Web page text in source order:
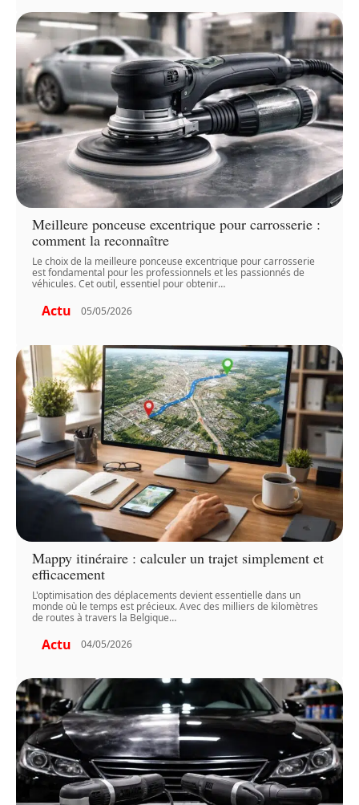
Meilleure ponceuse excentrique pour carrosserie :
comment la reconnaître
Le choix de la meilleure ponceuse excentrique pour carrosserie
est fondamental pour les professionnels et les passionnés de
véhicules. Cet outil, essentiel pour obtenir…
Actu 05/05/2026
Mappy itinéraire : calculer un trajet simplement et
efficacement
L'optimisation des déplacements devient essentielle dans un
monde où le temps est précieux. Avec des milliers de kilomètres
de routes à travers la Belgique…
Actu 04/05/2026